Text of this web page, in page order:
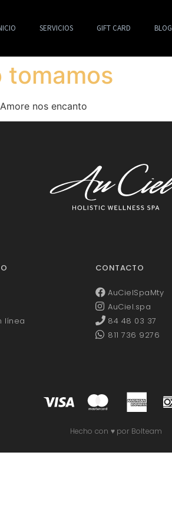
SERVICIOS GIFT CARD BLOG
tomamos
nos encanto
línea
CONTACTO
AuCielSpaMty
AuCiel.spa
84 48 03 37
811 736 9276
Hecho con ♥ por Bolteam